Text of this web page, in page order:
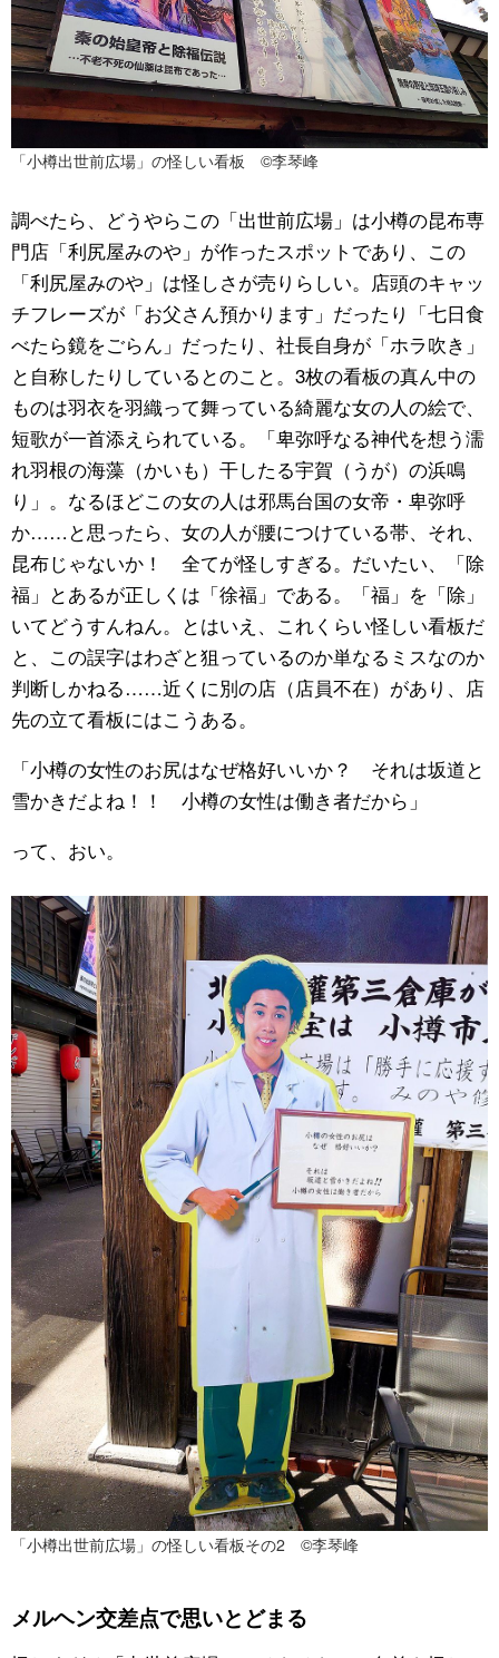
「小樽出世前広場」の怪しい看板 ©李琴峰
調べたら、どうやらこの「出世前広場」は小樽の昆布専
門店「利尻屋みのや」が作ったスポットであり、この
「利尻屋みのや」は怪しさが売りらしい。店頭のキャッ
チフレーズが「お父さん預かります」だったり「七日食
べたら鏡をごらん」だったり、社長自身が「ホラ吹き」
と自称したりしているとのこと。3枚の看板の真ん中の
ものは羽衣を羽織って舞っている綺麗な女の人の絵で、
短歌が一首添えられている。「卑弥呼なる神代を想う濡
れ羽根の海藻（かいも）干したる宇賀（うが）の浜鳴
り」。なるほどこの女の人は邪馬台国の女帝・卑弥呼
か……と思ったら、女の人が腰につけている帯、それ、
昆布じゃないか！ 全てが怪しすぎる。だいたい、「除
福」とあるが正しくは「徐福」である。「福」を「除」
いてどうすんねん。とはいえ、これくらい怪しい看板だ
と、この誤字はわざと狙っているのか単なるミスなのか
判断しかねる……近くに別の店（店員不在）があり、店
先の立て看板にはこうある。
「小樽の女性のお尻はなぜ格好いいか？ それは坂道と
雪かきだよね！！ 小樽の女性は働き者だから」
って、おい。
「小樽出世前広場」の怪しい看板その2 ©李琴峰
メルヘン交差点で思いとどまる